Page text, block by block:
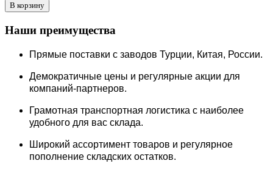
Наши преимущества
Прямые поставки c заводов Турции, Китая, России.
Демократичные цены и регулярные акции для
компаний-партнеров.
Грамотная транспортная логистика с наиболее
удобного для вас склада.
Широкий ассортимент товаров и регулярное
пополнение складских остатков.